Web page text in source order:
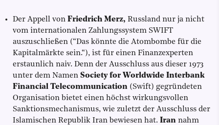
Der Appell von Friedrich Merz, Russland nur ja nicht
vom internationalen Zahlungssystem SWIFT
auszuschließen (“Das könnte die Atombombe für die
Kapitalmärkte sein.“), ist für einen Finanzexperten
erstaunlich naiv. Denn der Ausschluss aus dieser 1973
unter dem Namen Society for Worldwide Interbank
Financial Telecommunication (Swift) gegründeten
Organisation bietet einen höchst wirkungsvollen
Sanktionsmechanismus, wie zuletzt der Ausschluss der
Islamischen Republik Iran bewiesen hat. Iran nahm